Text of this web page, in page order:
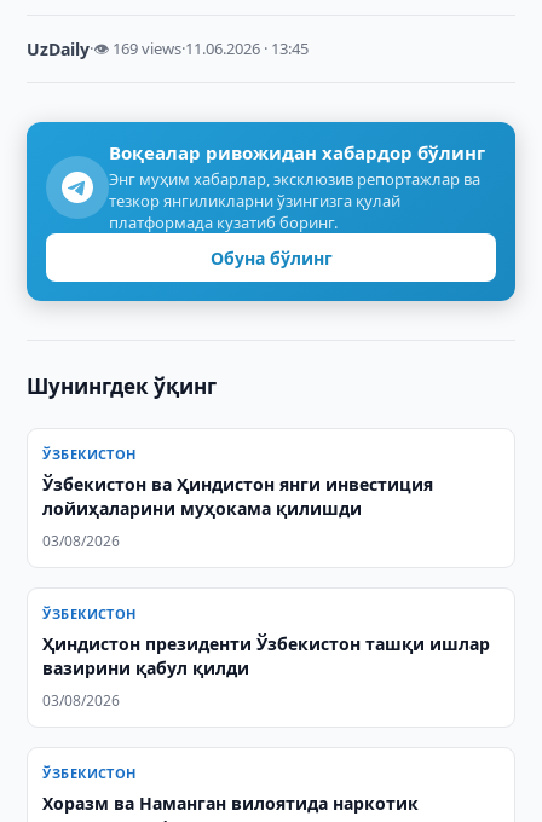
UzDaily·👁 169 views·11.06.2026 · 13:45
Воқеалар ривожидан хабардор бўлинг
Энг муҳим хабарлар, эксклюзив репортажлар ва
тезкор янгиликларни ўзингизга қулай
платформада кузатиб боринг.
Обуна бўлинг
Шунингдек ўқинг
ЎЗБЕКИСТОН
Ўзбекистон ва Ҳиндистон янги инвестиция
лойиҳаларини муҳокама қилишди
03/08/2026
ЎЗБЕКИСТОН
Ҳиндистон президенти Ўзбекистон ташқи ишлар
вазирини қабул қилди
03/08/2026
ЎЗБЕКИСТОН
Хоразм ва Наманган вилоятида наркотик